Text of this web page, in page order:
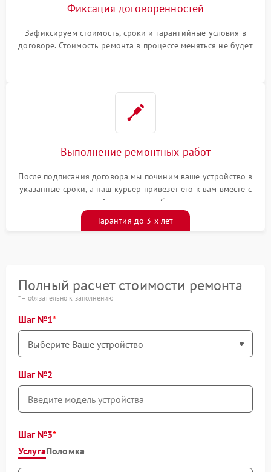
Фиксация договоренностей
Зафиксируем стоимость, сроки и гарантийные условия в
договоре. Стоимость ремонта в процессе меняться не будет
Выполнение ремонтных работ
После подписания договора мы починим ваше устройство в
указанные сроки, а наш курьер привезет его к вам вместе с
гарантийным талоном бесплатно
Гарантия до 3-х лет
Полный расчет стоимости ремонта
* – обязательно к заполнению
Шаг №1
Шаг №2
Шаг №3
УслугаПоломка